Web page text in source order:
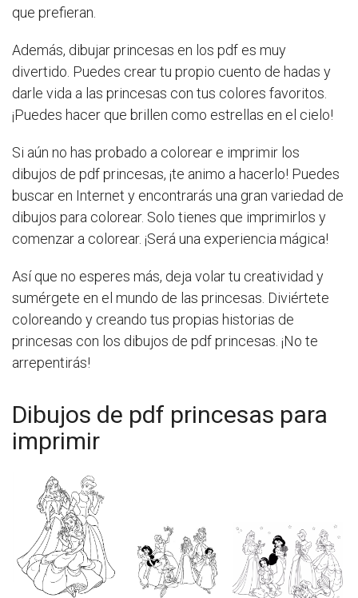
que prefieran.
Además, dibujar princesas en los pdf es muy
divertido. Puedes crear tu propio cuento de hadas y
darle vida a las princesas con tus colores favoritos.
¡Puedes hacer que brillen como estrellas en el cielo!
Si aún no has probado a colorear e imprimir los
dibujos de pdf princesas, ¡te animo a hacerlo! Puedes
buscar en Internet y encontrarás una gran variedad de
dibujos para colorear. Solo tienes que imprimirlos y
comenzar a colorear. ¡Será una experiencia mágica!
Así que no esperes más, deja volar tu creatividad y
sumérgete en el mundo de las princesas. Diviértete
coloreando y creando tus propias historias de
princesas con los dibujos de pdf princesas. ¡No te
arrepentirás!
Dibujos de pdf princesas para
imprimir